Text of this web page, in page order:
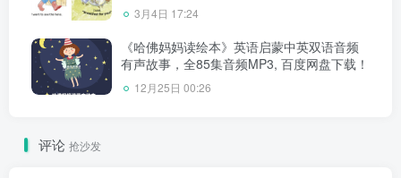
3月4日 17:24
《哈佛妈妈读绘本》英语启蒙中英双语音频
有声故事，全85集音频MP3, 百度网盘下载！
12月25日 00:26
评论 抢沙发